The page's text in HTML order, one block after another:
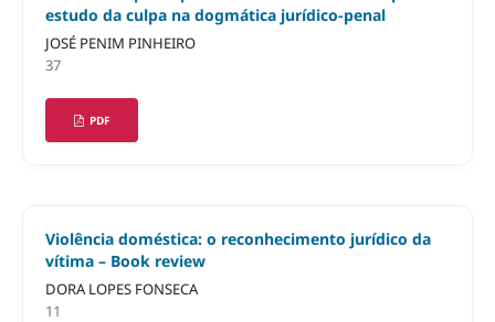
estudo da culpa na dogmática jurídico-penal
JOSÉ PENIM PINHEIRO
37
PDF
Violência doméstica: o reconhecimento jurídico da
vítima – Book review
DORA LOPES FONSECA
11